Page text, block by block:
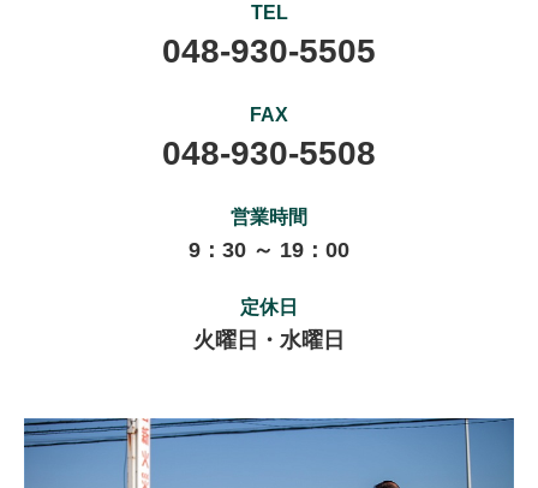
TEL
048-930-5505
FAX
048-930-5508
営業時間
9：30 ～ 19：00
定休日
火曜日・水曜日